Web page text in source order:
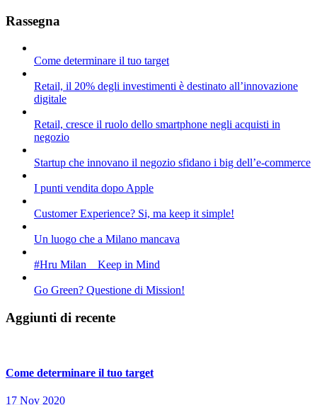
Rassegna
Come determinare il tuo target
Retail, il 20% degli investimenti è destinato all’innovazione
digitale
Retail, cresce il ruolo dello smartphone negli acquisti in
negozio
Startup che innovano il negozio sfidano i big dell’e-commerce
I punti vendita dopo Apple
Customer Experience? Si, ma keep it simple!
Un luogo che a Milano mancava
#Hru Milan _ Keep in Mind
Go Green? Questione di Mission!
Aggiunti di recente
Come determinare il tuo target
17 Nov 2020